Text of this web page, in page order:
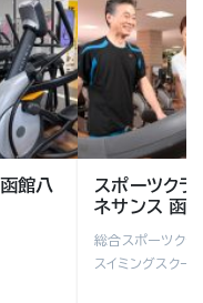
館八
スポーツクラ
ネサンス 函
総合スポーツクラ
スイミングスクー